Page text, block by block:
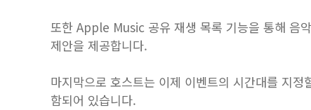
또한 Apple Music 공유 재생 목록 기능을 통해 음
제안을 제공합니다.
마지막으로 호스트는 이제 이벤트의 시간대를 지
함되어 있습니다.